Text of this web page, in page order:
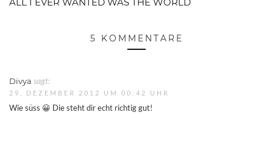
5 KOMMENTARE
Divya sagt:
29. DEZEMBER 2012 UM 00:42 UHR
Wie süss 😀 Die steht dir echt richtig gut!